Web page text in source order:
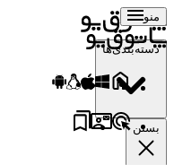
منو
دسته‌بندی‌ها
بستن